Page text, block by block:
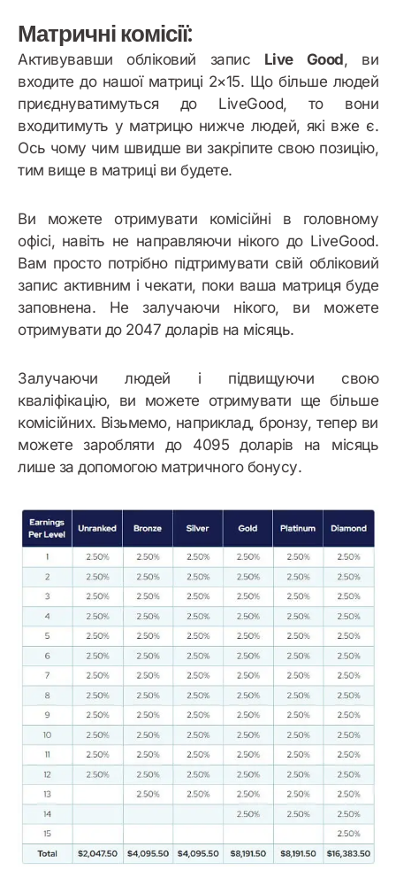
Матричні комісії:
Активувавши обліковий запис Live Good, ви
входите до нашої матриці 2×15. Що більше людей
приєднуватимуться до LiveGood, то вони
входитимуть у матрицю нижче людей, які вже є.
Ось чому чим швидше ви закріпите свою позицію,
тим вище в матриці ви будете.
Ви можете отримувати комісійні в головному
офісі, навіть не направляючи нікого до LiveGood.
Вам просто потрібно підтримувати свій обліковий
запис активним і чекати, поки ваша матриця буде
заповнена. Не залучаючи нікого, ви можете
отримувати до 2047 доларів на місяць.
Залучаючи людей і підвищуючи свою
кваліфікацію, ви можете отримувати ще більше
комісійних. Візьмемо, наприклад, бронзу, тепер ви
можете заробляти до 4095 доларів на місяць
лише за допомогою матричного бонусу.